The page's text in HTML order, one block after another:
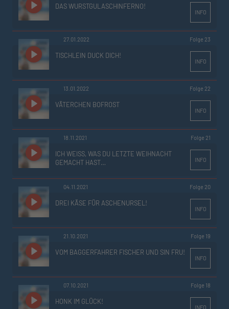
DAS WURSTGULASCHINFERNO!
INFO
27.01.2022 Folge 23
TISCHLEIN DUCK DICH!
INFO
13.01.2022 Folge 22
VÄTERCHEN BOFROST
INFO
18.11.2021 Folge 21
ICH WEISS, WAS DU LETZTE WEIHNACHT G
EMACHT HAST…
INFO
04.11.2021 Folge 20
DREI KÄSE FÜR ASCHENURSEL!
INFO
21.10.2021 Folge 19
VOM BAGGERFAHRER FISCHER UND SIN FRU!
INFO
07.10.2021 Folge 18
HONK IM GLÜCK!
INFO